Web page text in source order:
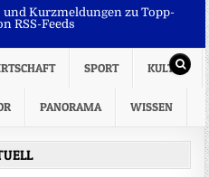
und Kurzmeldungen zu Topp-
RSS-Feeds
SPORT KULTUR
PANORAMA WISSEN